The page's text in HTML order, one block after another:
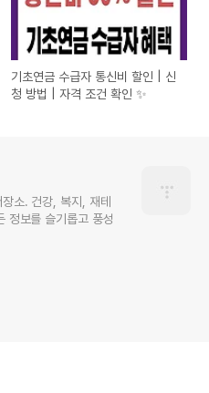
기초연금 수급자 통신비 할인 | 신
청 방법 | 자격 조건 확인 ✨
소. 건강, 복지, 재테
정보를 슬기롭고 풍성